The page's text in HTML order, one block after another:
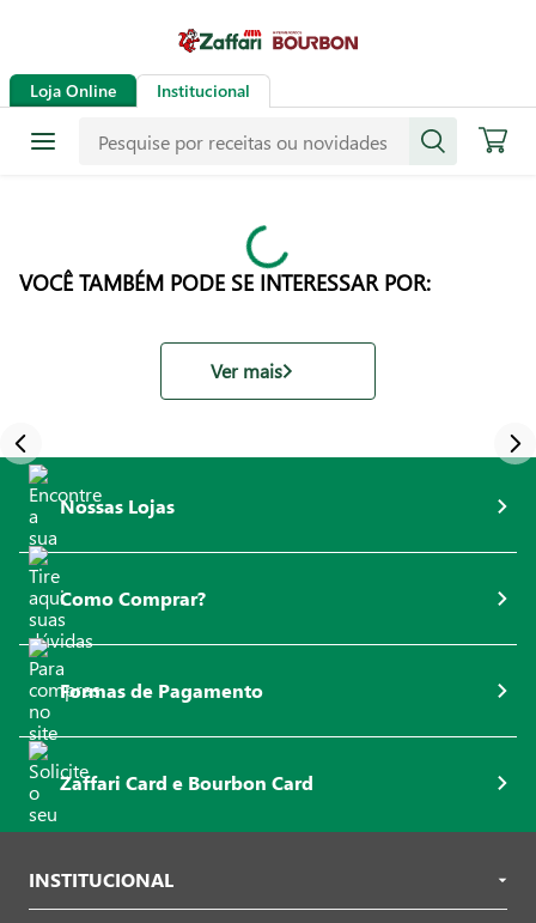
Loja Online Institucional
VOCÊ TAMBÉM PODE SE INTERESSAR POR:
Ver mais
Nossas Lojas
Como Comprar?
Formas de Pagamento
Zaffari Card e Bourbon Card
INSTITUCIONAL